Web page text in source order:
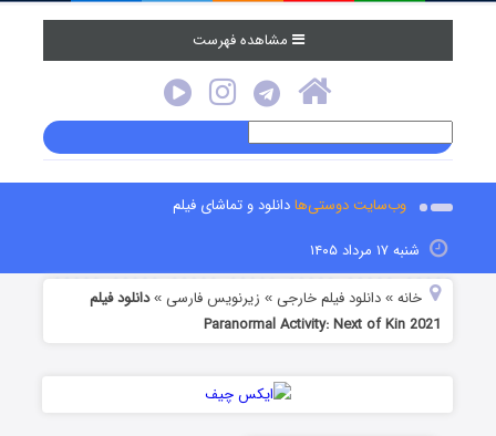
مشاهده فهرست
وب‌سایت دوستی‌هادانلود و تماشای فیلم
شنبه ۱۷ مرداد ۱۴۰۵
خانه »دانلود فیلم خارجی » زیرنویس فارسی »دانلود فیلم
Paranormal Activity: Next of Kin 2021